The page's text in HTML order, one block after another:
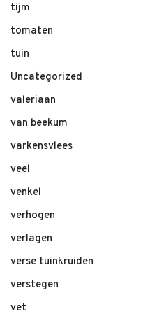
tijm
tomaten
tuin
Uncategorized
valeriaan
van beekum
varkensvlees
veel
venkel
verhogen
verlagen
verse tuinkruiden
verstegen
vet